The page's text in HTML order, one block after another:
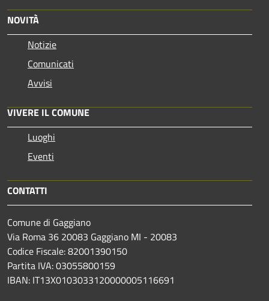
NOVITÀ
Notizie
Comunicati
Avvisi
VIVERE IL COMUNE
Luoghi
Eventi
CONTATTI
Comune di Gaggiano
Via Roma 36 20083 Gaggiano MI - 20083
Codice Fiscale: 82001390150
Partita IVA: 03055800159
IBAN: IT13X0103033120000005116691